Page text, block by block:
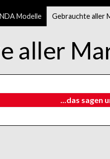
Modelle Gebrauchte aller
aller
...das sagen